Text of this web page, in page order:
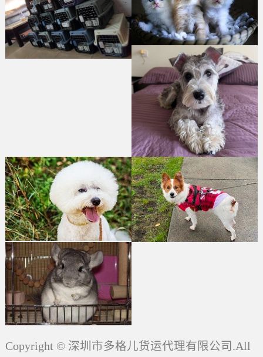
Copyright © 深圳市多格儿货运代理有限公司.All